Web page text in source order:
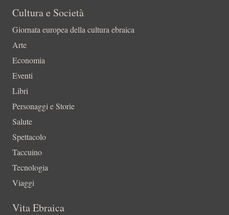
Cultura e Società
Giornata europea della cultura ebraica
Arte
Economia
Eventi
Libri
Personaggi e Storie
Salute
Spettacolo
Taccuino
Tecnologia
Viaggi
Vita Ebraica